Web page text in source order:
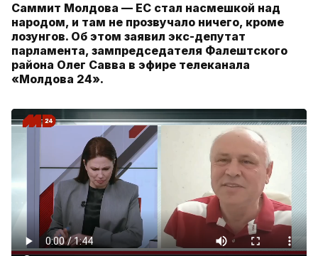
Саммит Молдова — ЕС стал насмешкой над
народом, и там не прозвучало ничего, кроме
лозунгов. Об этом заявил экс-депутат
парламента, зампредседателя Фалештского
района Олег Савва в эфире телеканала
«Молдова 24».